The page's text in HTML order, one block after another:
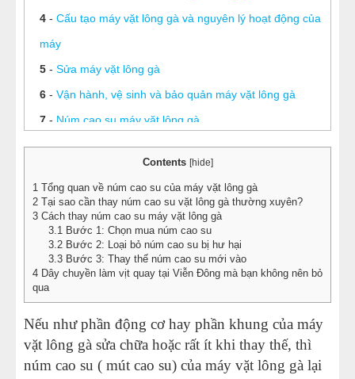
4- Cấu tạo máy vặt lông gà và nguyên lý hoạt động của
máy
5- Sửa máy vặt lông gà
6- Vận hành, vệ sinh và bảo quản máy vặt lông gà
7- Núm cao su máy vặt lông gà
8-Cách thay núm cao su máy vặt lông gà
Bao nhiêu lâu nên thay núm cao su vặt lông gà VD
một lần?
10-Hướng dẫn bạn cách vệ sinh máy vặt lông gà
11-Vặt sạch lông 2-3 con gà/ vịt chỉ trong 40s, bạn đã
biết cách chưa?
13 -Vì sao máy vặt lông gà vịt Viễn Đông lại được ưa
chuộng?
14 -Máy vặt lông gà Viễn Đông- vặt lông gà siêu tốc
Contents [hide]
1 Tổng quan về núm cao su của máy vặt lông gà
2 Tại sao cần thay núm cao su vặt lông gà thường xuyên?
3 Cách thay núm cao su máy vặt lông gà
3.1 Bước 1: Chọn mua núm cao su
3.2Bước 2: Loại bỏ núm cao su bị hư hại
3.3Bước 3: Thay thế núm cao su mới vào
4 Dây chuyền làm vịt quay tại Viễn Đông mà bạn không nên bỏ
qua
Nếu như phần động cơ hay phần khung của máy
vặt lông gà sửa chữa hoặc rất ít khi thay thế, thì
núm cao su ( mút cao su) của máy vặt lông gà lại